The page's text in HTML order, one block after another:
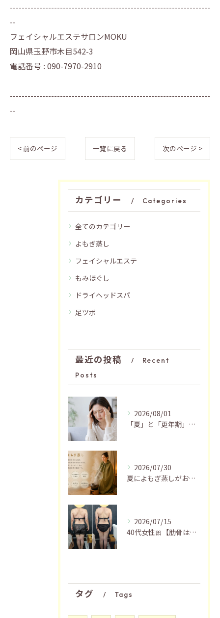
--------------------------------------------------------------------
--
フェイシャルエステサロンMOKU
岡山県玉野市木目542-3
電話番号 : 090-7970-2910
--------------------------------------------------------------------
--
< 前のページ 一覧に戻る 次のページ >
カテゴリー Categories
全てのカテゴリー
よもぎ蒸し
フェイシャルエステ
もみほぐし
ドライヘッドスパ
足ツボ
最近の投稿
Recent
Posts
2026/08/01
「夏」と「更年期」の関係…おすすめの過ごし方🍃
2026/07/30
夏によもぎ蒸しがおすすめの理由✨
2026/07/15
40代女性🎀【肋骨はがし＋お腹瘦せマッサージ90分】
タグ Tags